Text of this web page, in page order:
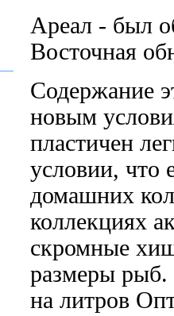
Ареал - был
Восточная
Содержание
новым
пластичен
условии, что
домашних
коллекциях
скромные
размеры рыб.
на литров